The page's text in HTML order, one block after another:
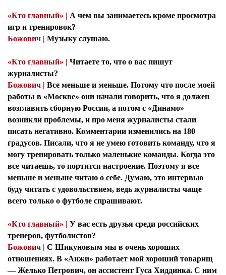
«Кто главный» | А чем вы занимаетесь кроме просмотра
игр и тренировок?
Божович | Музыку слушаю.
«Кто главный» | Читаете то, что о вас пишут
журналисты?
Божович | Все меньше и меньше. Потому что после моей
работы в «Москве» они начали говорить, что я должен
возглавить сборную России, а потом с «Динамо»
возникли проблемы, и про меня журналисты стали
писать негативно. Комментарии изменились на 180
градусов. Писали, что я не умею готовить команду, что я
могу тренировать только маленькие команды. Когда это
все читаешь, то портится настроение. Поэтому я все
меньше и меньше читаю о себе. Думаю, это интервью
буду читать с удовольствием, ведь журналисты чаще
всего только о футболе спрашивают.
«Кто главный» | У вас есть друзья среди российских
тренеров, футболистов?
Божович | С Шикуновым мы в очень хороших
отношениях. В «Анжи» работает мой хороший товарищ
— Желько Петрович, он ассистент Гуса Хиддинка. С ним